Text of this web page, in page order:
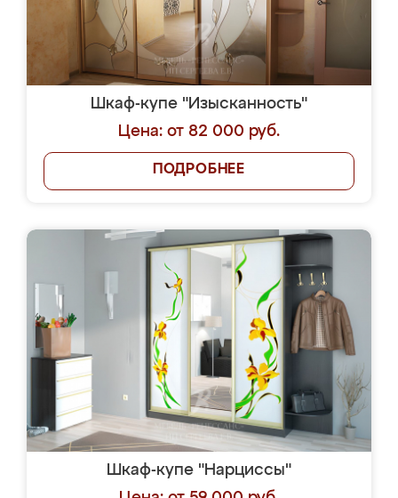
Шкаф-купе "Изысканность"
Цена: от 82 000 руб.
ПОДРОБНЕЕ
Шкаф-купе "Нарциссы"